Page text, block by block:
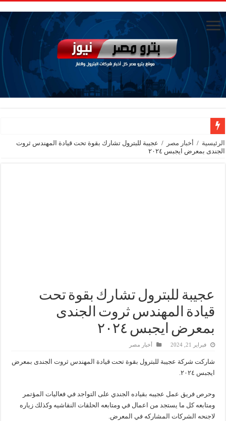
الوزير يدعوا لاجتماع مع الشركاء الاسبوع القادم
الرئيسية / أخبار مصر / عجيبة للبترول تشارك بقوة تحت قيادة المهندس ثروت
الجندى بمعرض ايجبس ٢٠٢٤
عجيبة للبترول تشارك بقوة تحت
قيادة المهندس ثروت الجندى
بمعرض ايجبس ٢٠٢٤
فبراير 21, 2024 أخبار مصر
شاركت شركة عجيبة للبترول بقوة تحت قيادة المهندس ثروت الجندى بمعرض
ايجبس ٢٠٢٤.
وحرص فريق عمل عجيبه بقياده الجندي على التواجد في فعاليات المؤتمر
ومتابعه كل ما يستجد من اعمال في ومتابعه الحلقات النقاشيه وكذلك زياره
لاجنحه الشركات المشاركه في المعرض.